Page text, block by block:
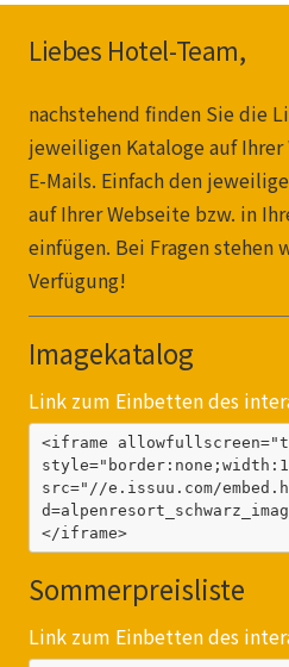
Liebes Hotel-Team,
nachstehend finden Sie die
jeweiligen Kataloge auf
E-Mails. Einfach den
auf Ihrer Webseite bzw. in
einfügen. Bei Fragen stehen
Verfügung!
Imagekatalog
Link zum Einbetten des
<iframe
src="//e.issuu.com/
</iframe>
Sommerpreisliste
Link zum Einbetten des